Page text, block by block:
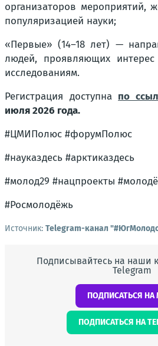
организаторов мероприятий,
популяризацией науки;
«Первые» (14–18 лет) —
людей, проявляющих
исследованиям.
Регистрация доступна по
июля 2026 года.
#ЦМИПолюс #форумПолюс
#науказдесь #арктиказдесь
#молод29 #нацпроекты
#Росмолодёжь
Источник: Telegram-канал
Подписывайтесь на наши
Telegram
ПОДПИСАТЬСЯ НА
ПОДПИСАТЬСЯ НА